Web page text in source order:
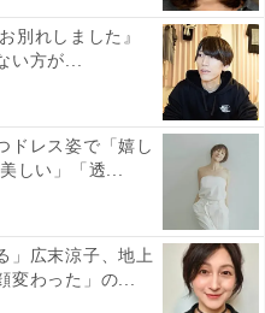
別れしました』
い方が...
ドレス姿で「嬉し
しい」「透...
」広末涼子、地上
変わった」の...